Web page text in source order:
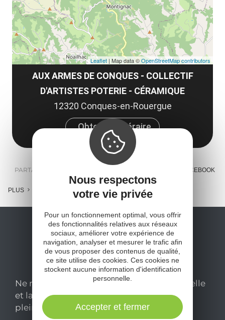
AUX ARMES DE CONQUES - COLLECTIF
D'ARTISTES POTERIE - CÉRAMIQUE
12320 Conques-en-Rouergue
Obtenir l'itinéraire
Leaflet | Map data ©OpenStreetMap contributors
PARTAGER : FACEBOOK
PLUS
Ne manquez pas notre newsletter mensuelle
et laissez-vous inspirer pour profiter
pleinement de votre séjour en Aveyron.
Nous respectons
votre vie privée
Pour un fonctionnement optimal, vous offrir
des fonctionnalités relatives aux réseaux
sociaux, améliorer votre expérience de
navigation, analyser et mesurer le trafic afin
de vous proposer des contenus de qualité,
ce site utilise des cookies. Ces cookies ne
stockent aucune information d'identification
personnelle.
Accepter et fermer